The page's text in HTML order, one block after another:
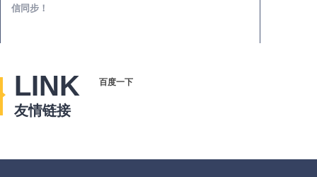
信同步！
LINK
友情链接
百度一下